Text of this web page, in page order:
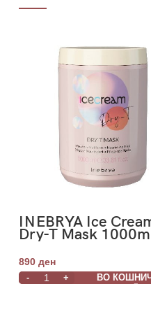
INEBRYA Ice
Dry-T Mask
890 ден
ВО